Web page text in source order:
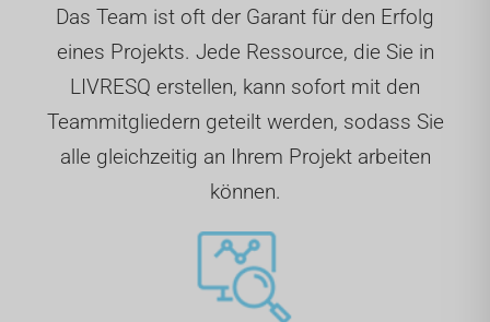
Das Team ist oft der Garant für den Erfolg
eines Projekts. Jede Ressource, die Sie in
LIVRESQ erstellen, kann sofort mit den
Teammitgliedern geteilt werden, sodass Sie
alle gleichzeitig an Ihrem Projekt arbeiten
können.